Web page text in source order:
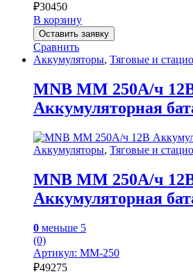
₽30450
В корзину
Оставить заявку
Сравнить
Аккумуляторы, Тяговые и
MNB MM 250А/ч
Аккумуляторная
Аккумуляторы, Тяговые и
MNB MM 250А/ч
Аккумуляторная
0 меньше 5
(0)
Артикул: MM-250
₽49275